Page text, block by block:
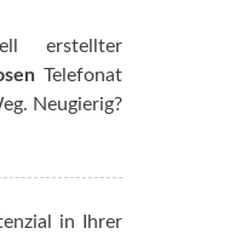
erstellter
Telefonat
Neugierig?
in Ihrer